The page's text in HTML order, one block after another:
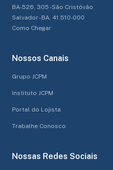
BA-526, 305 - São Cristóvão
Salvador - BA, 41.510-000
Como Chegar
Nossos Canais
Grupo JCPM
Instituto JCPM
Portal do Lojista
Trabalhe Conosco
Nossas Redes Sociais